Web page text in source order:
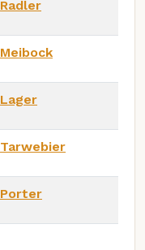
Radler
Meibock
Lager
Tarwebier
Porter